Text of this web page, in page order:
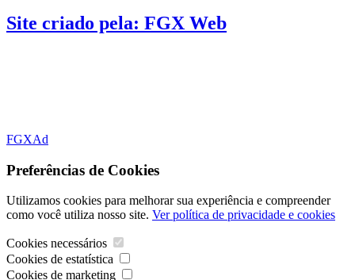
Site criado pela: FGX Web
FGXAd
Preferências de Cookies
Utilizamos cookies para melhorar sua experiência e compreender
como você utiliza nosso site. Ver política de privacidade e cookies
Cookies necessários
Cookies de estatística
Cookies de marketing